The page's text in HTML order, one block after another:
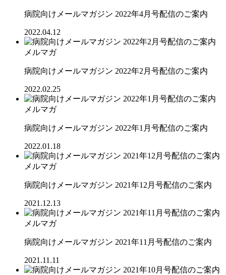
病院向けメールマガジン 2022年4月号配信のご案内
2022.04.12
メルマガ
病院向けメールマガジン 2022年2月号配信のご案内
2022.02.25
メルマガ
病院向けメールマガジン 2022年1月号配信のご案内
2022.01.18
メルマガ
病院向けメールマガジン 2021年12月号配信のご案内
2021.12.13
メルマガ
病院向けメールマガジン 2021年11月号配信のご案内
2021.11.11